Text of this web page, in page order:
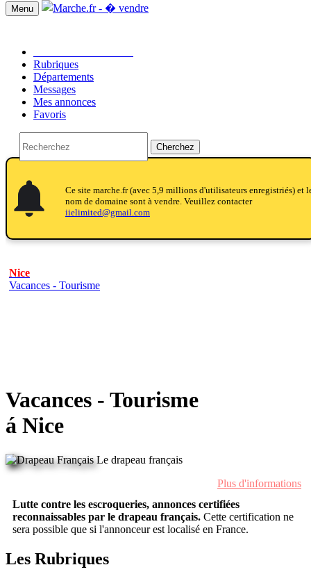
Menu
Rubriques
Départements
Messages
Mes annonces
Favoris
Cherchez
notifications
notifications
Ce site marche.fr (avec 5,9 millions d'utilisateurs enregistriés) et
nom de domaine sont à vendre. Veuillez contacter
iielimited@gmail.com
Nice
Vacances - Tourisme
Vacances - Tourisme
á Nice
Le drapeau français
Plus d'informations
Lutte contre les escroqueries, annonces certifiées
reconnaissables par le drapeau français. Cette certification ne
sera possible que si l'annonceur est localisé en France.
Les Rubriques